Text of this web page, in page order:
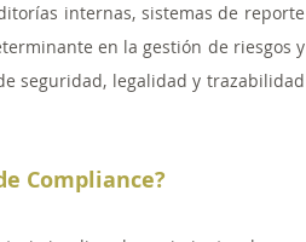
internas, sistemas de reporte
en la gestión de riesgos y
seguridad, legalidad y trazabilidad
Compliance?